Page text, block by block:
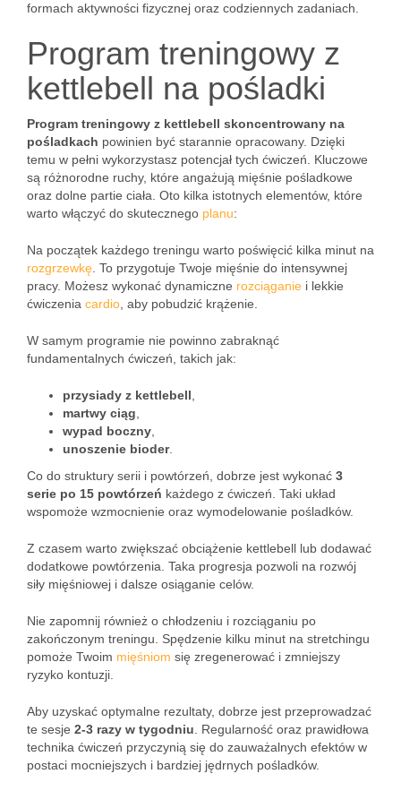
formach aktywności fizycznej oraz codziennych zadaniach.
Program treningowy z
kettlebell na pośladki
Program treningowy z kettlebell skoncentrowany na
pośladkach powinien być starannie opracowany. Dzięki
temu w pełni wykorzystasz potencjał tych ćwiczeń. Kluczowe
są różnorodne ruchy, które angażują mięśnie pośladkowe
oraz dolne partie ciała. Oto kilka istotnych elementów, które
warto włączyć do skutecznego planu:
Na początek każdego treningu warto poświęcić kilka minut na
rozgrzewkę . To przygotuje Twoje mięśnie do intensywnej
pracy. Możesz wykonać dynamiczne rozciąganie i lekkie
ćwiczenia cardio , aby pobudzić krążenie.
W samym programie nie powinno zabraknąć
fundamentalnych ćwiczeń, takich jak:
przysiady z kettlebell
martwy ciąg
wypad boczny
unoszenie bioder.
Co do struktury serii i powtórzeń, dobrze jest wykonać 3
serie po 15 powtórzeń każdego z ćwiczeń. Taki układ
wspomoże wzmocnienie oraz wymodelowanie pośladków.
Z czasem warto zwiększać obciążenie kettlebell lub dodawać
dodatkowe powtórzenia. Taka progresja pozwoli na rozwój
siły mięśniowej i dalsze osiąganie celów.
Nie zapomnij również o chłodzeniu i rozciąganiu po
zakończonym treningu. Spędzenie kilku minut na stretchingu
pomoże Twoim mięśniom się zregenerować i zmniejszy
ryzyko kontuzji.
Aby uzyskać optymalne rezultaty, dobrze jest przeprowadzać
te sesje 2-3 razy w tygodniu . Regularność oraz prawidłowa
technika ćwiczeń przyczynią się do zauważalnych efektów w
postaci mocniejszych i bardziej jędrnych pośladków.